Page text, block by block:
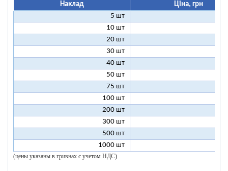
Наклад
Ціна, грн
5 шт
10 шт
20 шт
30 шт
40 шт
50 шт
75 шт
100 шт
200 шт
300 шт
500 шт
1000 шт
(цены указаны в гривнах с учетом НДС)